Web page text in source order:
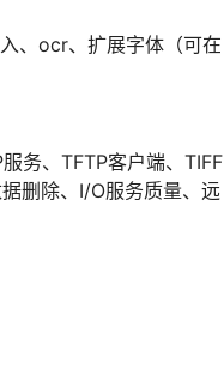
、ocr、扩展字体（可在
务、TFTP客户端、TIFF
删除、I/O服务质量、远